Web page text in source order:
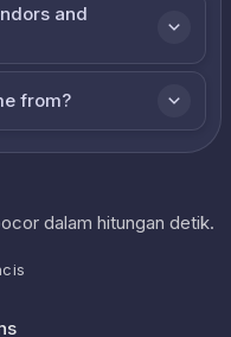
and
from?
dalam hitungan detik.